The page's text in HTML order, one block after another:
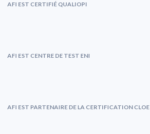
AFI EST CERTIFIÉ QUALIOPI
AFI EST CENTRE DE TEST ENI
AFI EST PARTENAIRE DE LA CERTIFICATION CLOE